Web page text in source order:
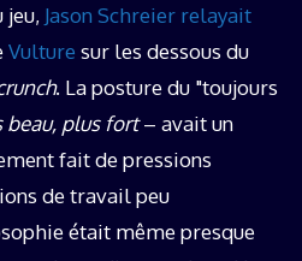
jeu, Jason Schreier relayait
Vulture sur les dessous du
. La posture du "toujours
beau, plus fort– avait un
fait de pressions
de travail peu
était même presque